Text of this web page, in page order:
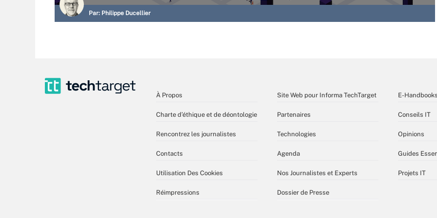
Par: Philippe Ducellier
À Propos
Charte d’éthique et de déontologie
Rencontrez les journalistes
Contacts
Utilisation Des Cookies
Réimpressions
Site Web pour Informa TechTarget
Partenaires
Technologies
Agenda
Nos Journalistes et Experts
Dossier de Presse
E-Handbooks
Conseils IT
Opinions
Guides
Projets IT